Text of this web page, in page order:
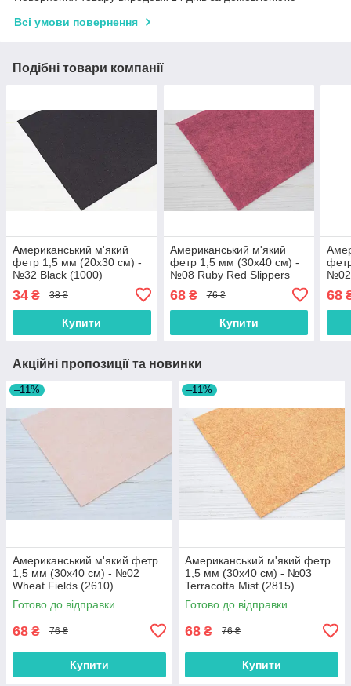
Всі умови повернення
Подібні товари компанії
Американський м'який
фетр 1,5 мм (20х30 см) -
№32 Black (1000)
34 ₴ 38 ₴
Купити
Американський м'який
фетр 1,5 мм (30х40 см) -
№08 Ruby Red Slippers
68₴ 76 ₴
Купити
№02
68
Акційні пропозиції та новинки
–11%
Американський м'який фетр
1,5 мм (30х40 см) - №02
Wheat Fields (2610)
Готово до відправки
68 ₴ 76 ₴
Купити
–11%
Американський м'який фетр
1,5 мм (30х40 см) - №03
Terracotta Mist (2815)
Готово до відправки
68 ₴ 76 ₴
Купити